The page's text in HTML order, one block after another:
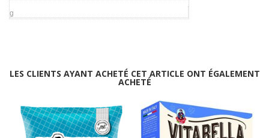
g
LES CLIENTS AYANT ACHETÉ CET ARTICLE ONT ÉGALEMENT
ACHETÉ